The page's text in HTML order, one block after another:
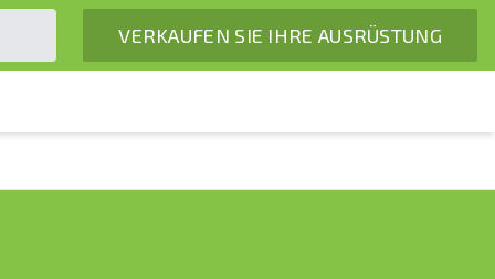
VERKAUFEN SIE IHRE AUSRÜSTUNG